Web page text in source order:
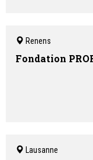
Renens
Fondation
Lausanne